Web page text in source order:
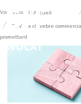
Vous êtes ici :Accueil
PUV : la chambre
promettant